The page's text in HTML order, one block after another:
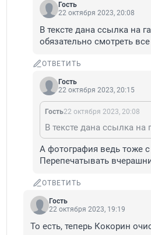
Гость
22 октября 2023, 20:08
В тексте дана ссылка на
обязательно смотреть
ОТВЕТИТЬ
Гость
22 октября 2023, 20:15
Гость22 октября 2023, 20:08
А фотография ведь тоже
Перепечатывать
ОТВЕТИТЬ
Гость
22 октября 2023, 19:19
То есть, теперь Кокорин